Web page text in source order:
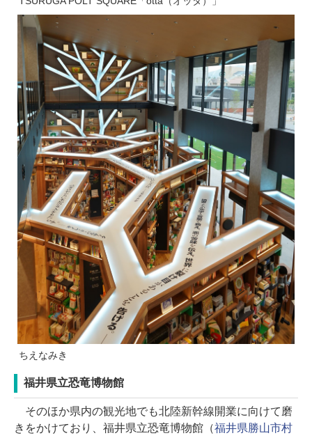
ちえなみき
福井県立恐竜博物館
そのほか県内の観光地でも北陸新幹線開業に向けて磨
きをかけており、福井県立恐竜博物館（福井県勝山市村